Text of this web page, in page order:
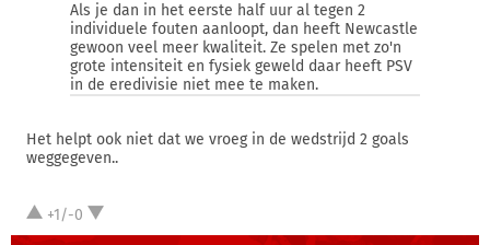
Als je dan in het eerste half uur al tegen 2
individuele fouten aanloopt, dan heeft Newcastle
gewoon veel meer kwaliteit. Ze spelen met zo'n
grote intensiteit en fysiek geweld daar heeft PSV
in de eredivisie niet mee te maken.
Het helpt ook niet dat we vroeg in de wedstrijd 2 goals
weggegeven..
+1/-0